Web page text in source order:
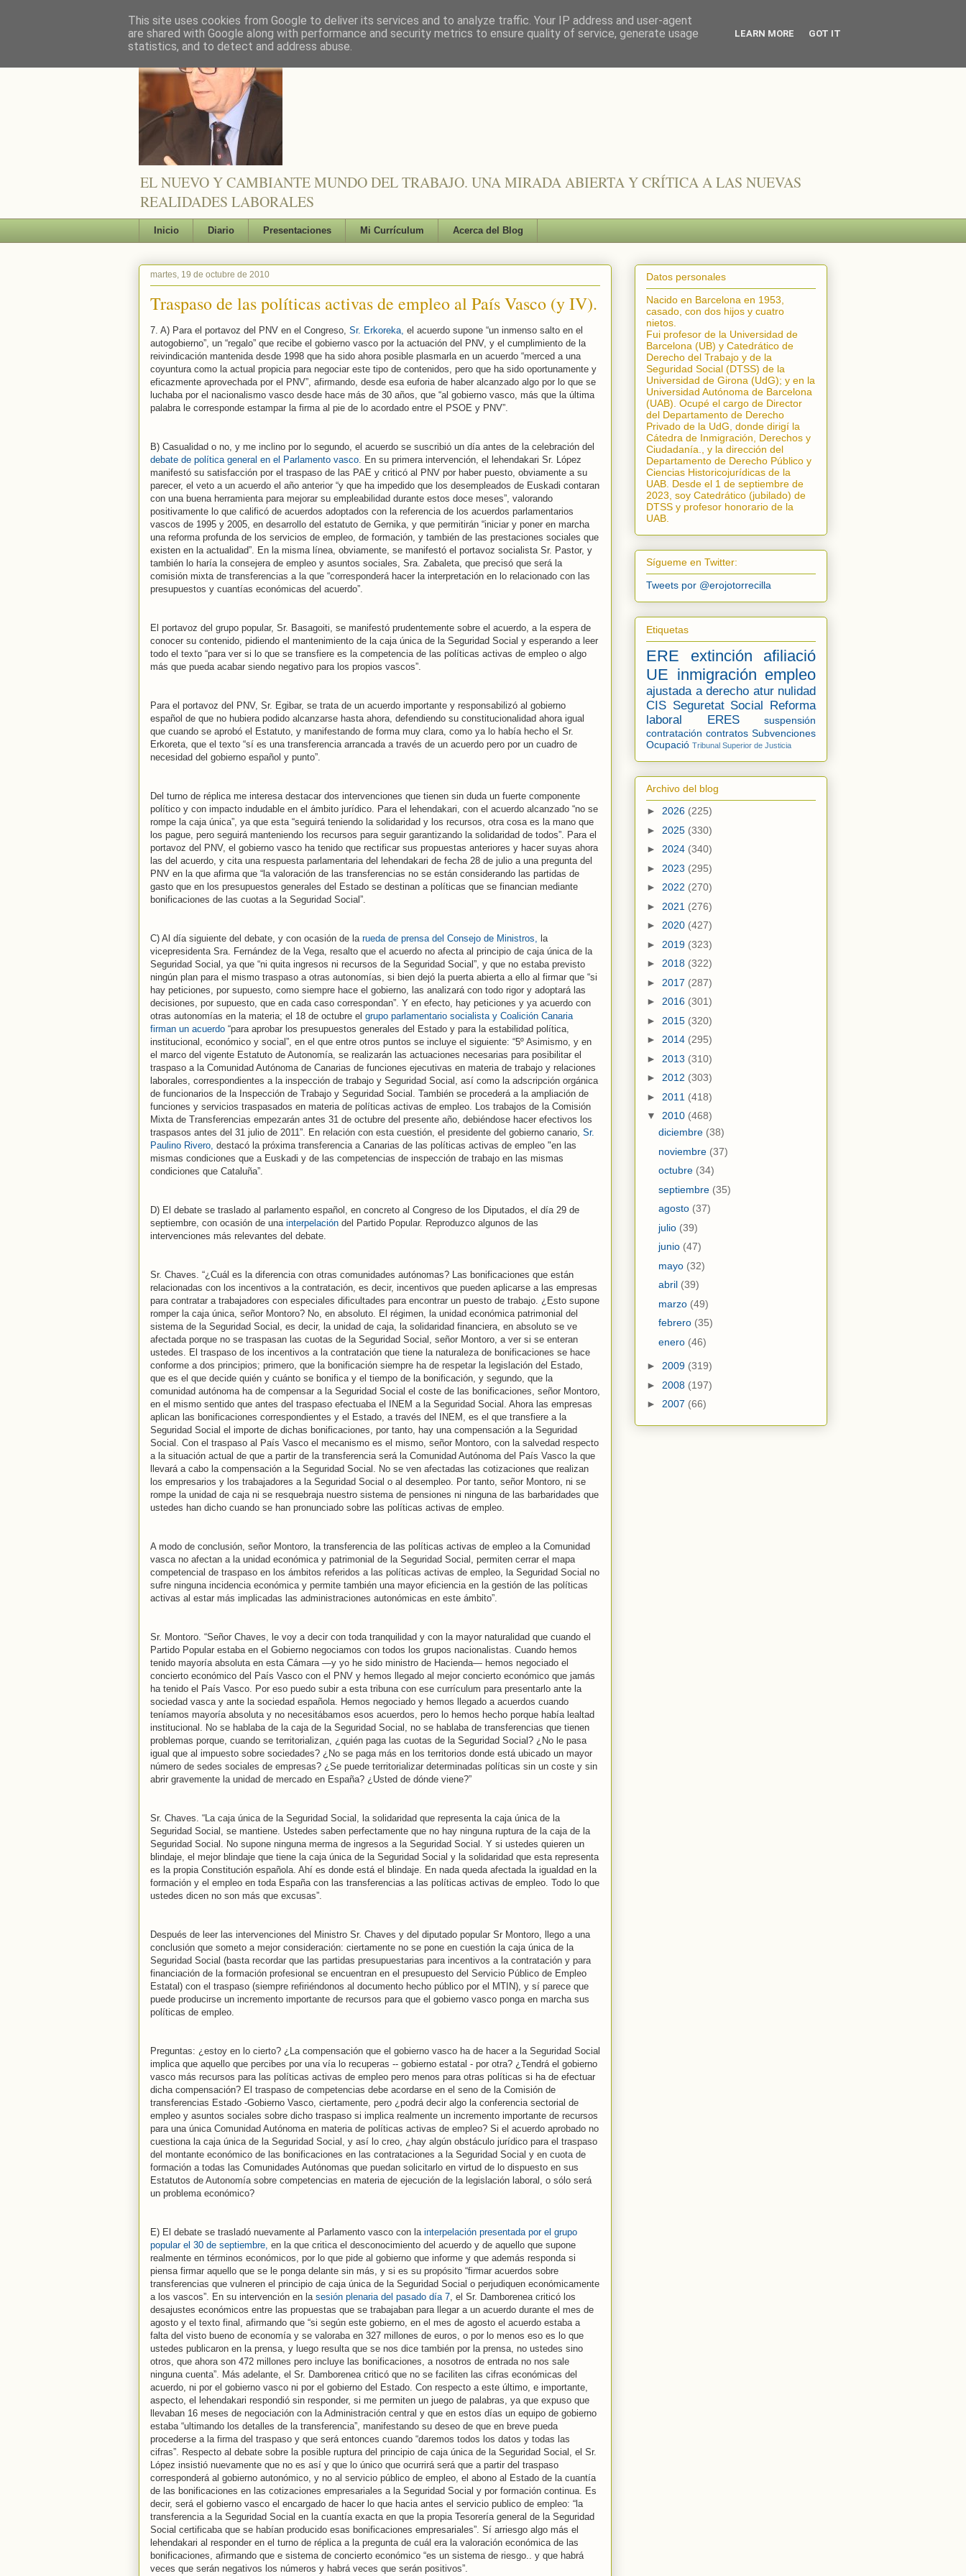
EL NUEVO Y CAMBIANTE MUNDO DEL TRABAJO. UNA MIRADA ABIERTA Y CRÍTICA A LAS NUEVAS
REALIDADES LABORALES
Inicio Diario Presentaciones Mi Currículum Acerca del Blog
martes, 19 de octubre de 2010
Traspaso de las políticas activas de empleo al País Vasco (y IV).
7. A) Para el portavoz del PNV en el Congreso, Sr. Erkoreka, el acuerdo supone “un inmenso salto en el
autogobierno”, un “regalo” que recibe el gobierno vasco por la actuación del PNV, y el cumplimiento de la
reivindicación mantenida desde 1998 que ha sido ahora posible plasmarla en un acuerdo “merced a una
coyuntura como la actual propicia para negociar este tipo de contenidos, pero que ha sido oportunamente y
eficazmente aprovechada por el PNV”, afirmando, desde esa euforia de haber alcanzado algo por lo que se
luchaba por el nacionalismo vasco desde hace más de 30 años, que “al gobierno vasco, más que la última
palabra le corresponde estampar la firma al pie de lo acordado entre el PSOE y PNV”.
B) Casualidad o no, y me inclino por lo segundo, el acuerdo se suscribió un día antes de la celebración del
debate de política general en el Parlamento vasco. En su primera intervención, el lehendakari Sr. López
manifestó su satisfacción por el traspaso de las PAE y criticó al PNV por haber puesto, obviamente a su
parecer, el veto a un acuerdo el año anterior “y que ha impedido que los desempleados de Euskadi contaran
con una buena herramienta para mejorar su empleabilidad durante estos doce meses”, valorando
positivamente lo que calificó de acuerdos adoptados con la referencia de los acuerdos parlamentarios
vascos de 1995 y 2005, en desarrollo del estatuto de Gernika, y que permitirán “iniciar y poner en marcha
una reforma profunda de los servicios de empleo, de formación, y también de las prestaciones sociales que
existen en la actualidad”. En la misma línea, obviamente, se manifestó el portavoz socialista Sr. Pastor, y
también lo haría la consejera de empleo y asuntos sociales, Sra. Zabaleta, que precisó que será la
comisión mixta de transferencias a la que “corresponderá hacer la interpretación en lo relacionado con las
presupuestos y cuantías económicas del acuerdo”.
El portavoz del grupo popular, Sr. Basagoiti, se manifestó prudentemente sobre el acuerdo, a la espera de
conocer su contenido, pidiendo el mantenimiento de la caja única de la Seguridad Social y esperando a leer
todo el texto “para ver si lo que se transfiere es la competencia de las políticas activas de empleo o algo
más que pueda acabar siendo negativo para los propios vascos”.
Para el portavoz del PNV, Sr. Egibar, se trata de un acuerdo importante y responsabilizó al gobierno
español de que no hubiera podido alcanzarse hasta ahora, defendiendo su constitucionalidad ahora igual
que cuando se aprobó el Estatuto, y manifestando de forma muy clara, como ya lo había hecho el Sr.
Erkoreta, que el texto “sí es una transferencia arrancada a través de un acuerdo pero por un cuadro de
necesidad del gobierno español y punto”.
Del turno de réplica me interesa destacar dos intervenciones que tienen sin duda un fuerte componente
político y con impacto indudable en el ámbito jurídico. Para el lehendakari, con el acuerdo alcanzado “no se
rompe la caja única”, ya que esta “seguirá teniendo la solidaridad y los recursos, otra cosa es la mano que
los pague, pero seguirá manteniendo los recursos para seguir garantizando la solidaridad de todos”. Para el
portavoz del PNV, el gobierno vasco ha tenido que rectificar sus propuestas anteriores y hacer suyas ahora
las del acuerdo, y cita una respuesta parlamentaria del lehendakari de fecha 28 de julio a una pregunta del
PNV en la que afirma que “la valoración de las transferencias no se están considerando las partidas de
gasto que en los presupuestos generales del Estado se destinan a políticas que se financian mediante
bonificaciones de las cuotas a la Seguridad Social”.
C) Al día siguiente del debate, y con ocasión de la rueda de prensa del Consejo de Ministros, la
vicepresidenta Sra. Fernández de la Vega, resalto que el acuerdo no afecta al principio de caja única de la
Seguridad Social, ya que “ni quita ingresos ni recursos de la Seguridad Social”, y que no estaba previsto
ningún plan para el mismo traspaso a otras autonomías, si bien dejó la puerta abierta a ello al firmar que “si
hay peticiones, por supuesto, como siempre hace el gobierno, las analizará con todo rigor y adoptará las
decisiones, por supuesto, que en cada caso correspondan”. Y en efecto, hay peticiones y ya acuerdo con
otras autonomías en la materia; el 18 de octubre el grupo parlamentario socialista y Coalición Canaria
firman un acuerdo “para aprobar los presupuestos generales del Estado y para la estabilidad política,
institucional, económico y social”, en el que entre otros puntos se incluye el siguiente: “5º Asimismo, y en
el marco del vigente Estatuto de Autonomía, se realizarán las actuaciones necesarias para posibilitar el
traspaso a la Comunidad Autónoma de Canarias de funciones ejecutivas en materia de trabajo y relaciones
laborales, correspondientes a la inspección de trabajo y Seguridad Social, así como la adscripción orgánica
de funcionarios de la Inspección de Trabajo y Seguridad Social. También se procederá a la ampliación de
funciones y servicios traspasados en materia de políticas activas de empleo. Los trabajos de la Comisión
Mixta de Transferencias empezarán antes 31 de octubre del presente año, debiéndose hacer efectivos los
traspasos antes del 31 julio de 2011”. En relación con esta cuestión, el presidente del gobierno canario, Sr.
Paulino Rivero, destacó la próxima transferencia a Canarias de las políticas activas de empleo "en las
mismas condiciones que a Euskadi y de las competencias de inspección de trabajo en las mismas
condiciones que Cataluña”.
D) El debate se traslado al parlamento español, en concreto al Congreso de los Diputados, el día 29 de
septiembre, con ocasión de una interpelación del Partido Popular. Reproduzco algunos de las
intervenciones más relevantes del debate.
Sr. Chaves. “¿Cuál es la diferencia con otras comunidades autónomas? Las bonificaciones que están
relacionadas con los incentivos a la contratación, es decir, incentivos que pueden aplicarse a las empresas
para contratar a trabajadores con especiales dificultades para encontrar un puesto de trabajo. ¿Esto supone
romper la caja única, señor Montoro? No, en absoluto. El régimen, la unidad económica patrimonial del
sistema de la Seguridad Social, es decir, la unidad de caja, la solidaridad financiera, en absoluto se ve
afectada porque no se traspasan las cuotas de la Seguridad Social, señor Montoro, a ver si se enteran
ustedes. El traspaso de los incentivos a la contratación que tiene la naturaleza de bonificaciones se hace
conforme a dos principios; primero, que la bonificación siempre ha de respetar la legislación del Estado,
que es el que decide quién y cuánto se bonifica y el tiempo de la bonificación, y segundo, que la
comunidad autónoma ha de compensar a la Seguridad Social el coste de las bonificaciones, señor Montoro,
en el mismo sentido que antes del traspaso efectuaba el INEM a la Seguridad Social. Ahora las empresas
aplican las bonificaciones correspondientes y el Estado, a través del INEM, es el que transfiere a la
Seguridad Social el importe de dichas bonificaciones, por tanto, hay una compensación a la Seguridad
Social. Con el traspaso al País Vasco el mecanismo es el mismo, señor Montoro, con la salvedad respecto
a la situación actual de que a partir de la transferencia será la Comunidad Autónoma del País Vasco la que
llevará a cabo la compensación a la Seguridad Social. No se ven afectadas las cotizaciones que realizan
los empresarios y los trabajadores a la Seguridad Social o al desempleo. Por tanto, señor Montoro, ni se
rompe la unidad de caja ni se resquebraja nuestro sistema de pensiones ni ninguna de las barbaridades que
ustedes han dicho cuando se han pronunciado sobre las políticas activas de empleo.
A modo de conclusión, señor Montoro, la transferencia de las políticas activas de empleo a la Comunidad
vasca no afectan a la unidad económica y patrimonial de la Seguridad Social, permiten cerrar el mapa
competencial de traspaso en los ámbitos referidos a las políticas activas de empleo, la Seguridad Social no
sufre ninguna incidencia económica y permite también una mayor eficiencia en la gestión de las políticas
activas al estar más implicadas las administraciones autonómicas en este ámbito”.
Sr. Montoro. “Señor Chaves, le voy a decir con toda tranquilidad y con la mayor naturalidad que cuando el
Partido Popular estaba en el Gobierno negociamos con todos los grupos nacionalistas. Cuando hemos
tenido mayoría absoluta en esta Cámara —y yo he sido ministro de Hacienda— hemos negociado el
concierto económico del País Vasco con el PNV y hemos llegado al mejor concierto económico que jamás
ha tenido el País Vasco. Por eso puedo subir a esta tribuna con ese currículum para presentarlo ante la
sociedad vasca y ante la sociedad española. Hemos negociado y hemos llegado a acuerdos cuando
teníamos mayoría absoluta y no necesitábamos esos acuerdos, pero lo hemos hecho porque había lealtad
institucional. No se hablaba de la caja de la Seguridad Social, no se hablaba de transferencias que tienen
problemas porque, cuando se territorializan, ¿quién paga las cuotas de la Seguridad Social? ¿No le pasa
igual que al impuesto sobre sociedades? ¿No se paga más en los territorios donde está ubicado un mayor
número de sedes sociales de empresas? ¿Se puede territorializar determinadas políticas sin un coste y sin
abrir gravemente la unidad de mercado en España? ¿Usted de dónde viene?”
Sr. Chaves. “La caja única de la Seguridad Social, la solidaridad que representa la caja única de la
Seguridad Social, se mantiene. Ustedes saben perfectamente que no hay ninguna ruptura de la caja de la
Seguridad Social. No supone ninguna merma de ingresos a la Seguridad Social. Y si ustedes quieren un
blindaje, el mejor blindaje que tiene la caja única de la Seguridad Social y la solidaridad que esta representa
es la propia Constitución española. Ahí es donde está el blindaje. En nada queda afectada la igualdad en la
formación y el empleo en toda España con las transferencias a las políticas activas de empleo. Todo lo que
ustedes dicen no son más que excusas”.
Después de leer las intervenciones del Ministro Sr. Chaves y del diputado popular Sr Montoro, llego a una
conclusión que someto a mejor consideración: ciertamente no se pone en cuestión la caja única de la
Seguridad Social (basta recordar que las partidas presupuestarias para incentivos a la contratación y para
financiación de la formación profesional se encuentran en el presupuesto del Servicio Público de Empleo
Estatal) con el traspaso (siempre refiriéndonos al documento hecho público por el MTIN), y sí parece que
puede producirse un incremento importante de recursos para que el gobierno vasco ponga en marcha sus
políticas de empleo.
Preguntas: ¿estoy en lo cierto? ¿La compensación que el gobierno vasco ha de hacer a la Seguridad Social
implica que aquello que percibes por una vía lo recuperas -- gobierno estatal - por otra? ¿Tendrá el gobierno
vasco más recursos para las políticas activas de empleo pero menos para otras políticas si ha de efectuar
dicha compensación? El traspaso de competencias debe acordarse en el seno de la Comisión de
transferencias Estado -Gobierno Vasco, ciertamente, pero ¿podrá decir algo la conferencia sectorial de
empleo y asuntos sociales sobre dicho traspaso si implica realmente un incremento importante de recursos
para una única Comunidad Autónoma en materia de políticas activas de empleo? Si el acuerdo aprobado no
cuestiona la caja única de la Seguridad Social, y así lo creo, ¿hay algún obstáculo jurídico para el traspaso
del montante económico de las bonificaciones en las contrataciones a la Seguridad Social y en cuota de
formación a todas las Comunidades Autónomas que puedan solicitarlo en virtud de lo dispuesto en sus
Estatutos de Autonomía sobre competencias en materia de ejecución de la legislación laboral, o sólo será
un problema económico?
E) El debate se trasladó nuevamente al Parlamento vasco con la interpelación presentada por el grupo
popular el 30 de septiembre, en la que critica el desconocimiento del acuerdo y de aquello que supone
realmente en términos económicos, por lo que pide al gobierno que informe y que además responda si
piensa firmar aquello que se le ponga delante sin más, y si es su propósito “firmar acuerdos sobre
transferencias que vulneren el principio de caja única de la Seguridad Social o perjudiquen económicamente
a los vascos”. En su intervención en la sesión plenaria del pasado día 7 , el Sr. Damborenea criticó los
desajustes económicos entre las propuestas que se trabajaban para llegar a un acuerdo durante el mes de
agosto y el texto final, afirmando que “si según este gobierno, en el mes de agosto el acuerdo estaba a
falta del visto bueno de economía y se valoraba en 327 millones de euros, o por lo menos eso es lo que
ustedes publicaron en la prensa, y luego resulta que se nos dice también por la prensa, no ustedes sino
otros, que ahora son 472 millones pero incluye las bonificaciones, a nosotros de entrada no nos sale
ninguna cuenta”. Más adelante, el Sr. Damborenea criticó que no se faciliten las cifras económicas del
acuerdo, ni por el gobierno vasco ni por el gobierno del Estado. Con respecto a este último, e importante,
aspecto, el lehendakari respondió sin responder, si me permiten un juego de palabras, ya que expuso que
llevaban 16 meses de negociación con la Administración central y que en estos días un equipo de gobierno
estaba “ultimando los detalles de la transferencia”, manifestando su deseo de que en breve pueda
procederse a la firma del traspaso y que será entonces cuando “daremos todos los datos y todas las
cifras”. Respecto al debate sobre la posible ruptura del principio de caja única de la Seguridad Social, el Sr.
López insistió nuevamente que no es así y que lo único que ocurrirá será que a partir del traspaso
corresponderá al gobierno autonómico, y no al servicio público de empleo, el abono al Estado de la cuantía
de las bonificaciones en las cotizaciones empresariales a la Seguridad Social y por formación continua. Es
decir, será el gobierno vasco el encargado de hacer lo que hacia antes el servicio publico de empleo: “la
transferencia a la Seguridad Social en la cuantía exacta en que la propia Tesorería general de la Seguridad
Social certificaba que se habían producido esas bonificaciones empresariales”. Sí arriesgo algo más el
lehendakari al responder en el turno de réplica a la pregunta de cuál era la valoración económica de las
bonificaciones, afirmando que e sistema de concierto económico “es un sistema de riesgo.. y que habrá
veces que serán negativos los números y habrá veces que serán positivos”.
Datos personales
Nacido en Barcelona en 1953,
casado, con dos hijos y cuatro
nietos.
Fui profesor de la Universidad de
Barcelona (UB) y Catedrático de
Derecho del Trabajo y de la
Seguridad Social (DTSS) de la
Universidad de Girona (UdG); y en la
Universidad Autónoma de Barcelona
(UAB). Ocupé el cargo de Director
del Departamento de Derecho
Privado de la UdG, donde dirigí la
Cátedra de Inmigración, Derechos y
Ciudadanía.
, y la dirección del
Departamento de Derecho Público y
Ciencias Historicojurídicas de la
UAB. Desde el 1 de septiembre de
2023, soy Catedrático (jubilado) de
DTSS y profesor honorario de la
UAB.
Sígueme en Twitter:
Tweets por @erojotorrecilla
Etiquetas
ERE extinción
afiliació
UE inmigración empleo
ajustada a derecho atur nulidad
CIS Seguretat Social Reforma
laboral
ERES
suspensión
contratación contratos Subvenciones
Ocupació Tribunal Superior de Justicia
Archivo del blog
► 2026 (225)
► 2025 (330)
► 2024 (340)
► 2023 (295)
► 2022 (270)
► 2021 (276)
► 2020 (427)
► 2019 (323)
► 2018 (322)
► 2017 (287)
► 2016 (301)
► 2015 (320)
► 2014 (295)
► 2013 (310)
► 2012 (303)
► 2011 (418)
▼ 2010 (468)
diciembre (38)
noviembre (37)
octubre (34)
septiembre (35)
agosto (37)
julio (39)
junio (47)
mayo (32)
abril (39)
marzo (49)
febrero (35)
enero (46)
► 2009 (319)
► 2008 (197)
► 2007 (66)
This site uses cookies from Google to deliver its services and to analyze traffic. Your IP address and user-agent
are shared with Google along with performance and security metrics to ensure quality of service, generate usage
statistics, and to detect and address abuse.
LEARN MORE GOT IT